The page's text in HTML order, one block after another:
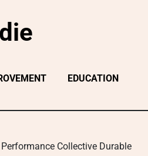
EDUCATION
Collective Durable